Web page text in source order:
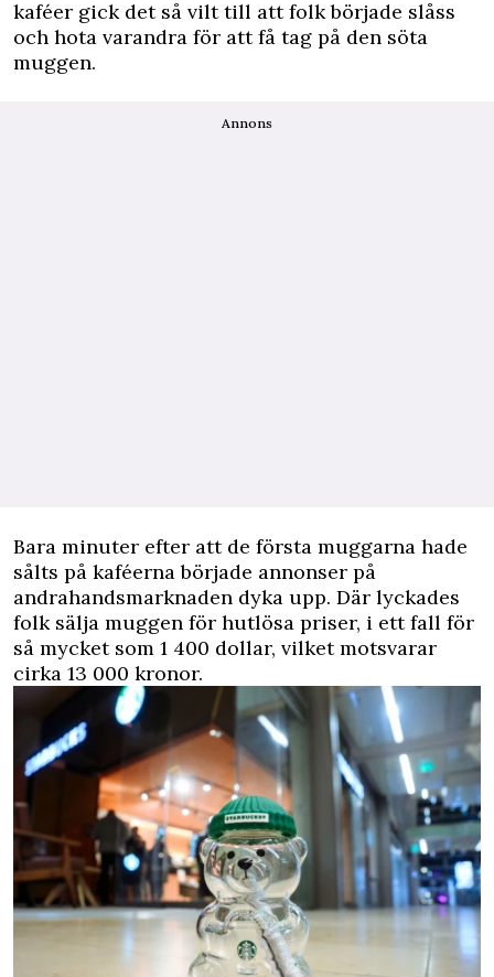
kaféer gick det så vilt till att folk började slåss
och hota varandra för att få tag på den söta
muggen.
Annons
Bara minuter efter att de första muggarna hade
sålts på kaféerna började annonser på
andrahandsmarknaden dyka upp. Där lyckades
folk sälja muggen för hutlösa priser, i ett fall för
så mycket som 1 400 dollar, vilket motsvarar
cirka 13 000 kronor.